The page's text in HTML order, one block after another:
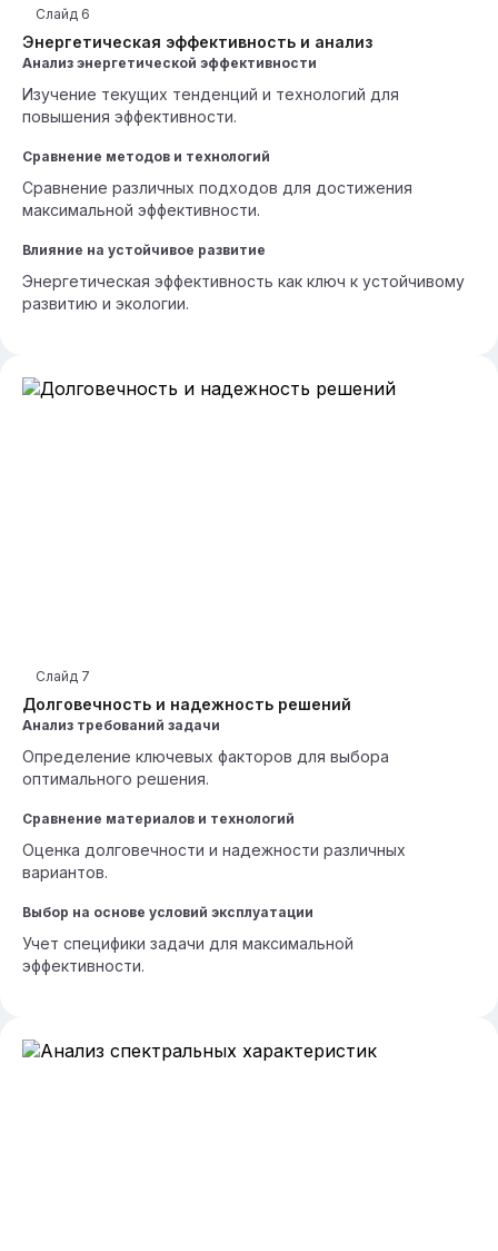
Энергетическая эффективность и анализ
Слайд 6
Анализ энергетической эффективности
Изучение текущих тенденций и технологий для
повышения эффективности.
Сравнение методов и технологий
Сравнение различных подходов для достижения
максимальной эффективности.
Влияние на устойчивое развитие
Энергетическая эффективность как ключ к устойчивому
развитию и экологии.
Долговечность и надежность решений
Слайд 7
Анализ требований задачи
Определение ключевых факторов для выбора
оптимального решения.
Сравнение материалов и технологий
Оценка долговечности и надежности различных
вариантов.
Выбор на основе условий эксплуатации
Учет специфики задачи для максимальной
эффективности.